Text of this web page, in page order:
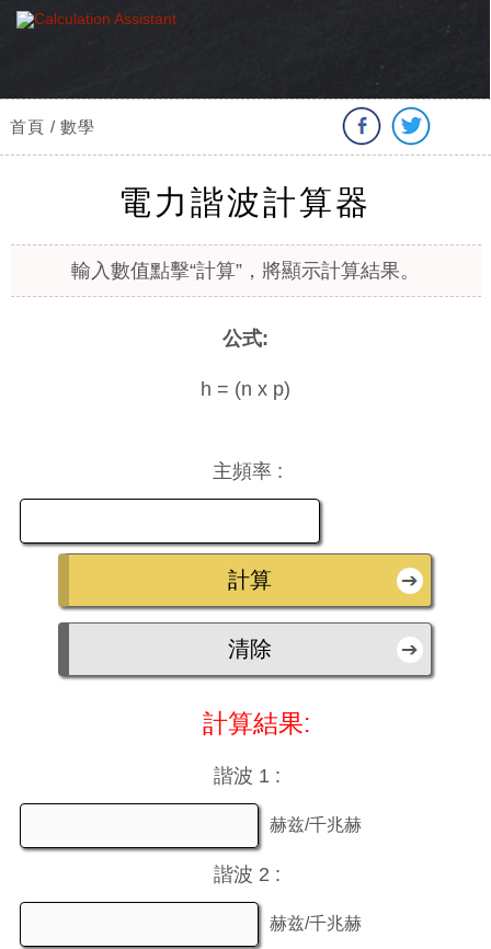
首頁 / 數學
電力諧波計算器
輸入數值點擊“計算”，將顯示計算結果。
公式:
h = (n x p)
主頻率 :
計算結果:
諧波 1 :
赫兹/千兆赫
諧波 2 :
赫兹/千兆赫